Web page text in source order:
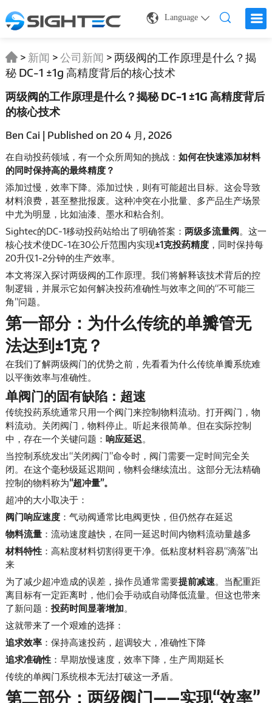
Language
> 新闻 >公司新闻 >两级阀的工作原理是什么？揭
秘 DC-1 ±1g 高精度背后的核心技术
两级阀的工作原理是什么？揭秘 DC-1 ±1G 高精度背后
的核心技术
Ben Cai | Published on 20 4 月, 2026
在自动投药领域，有一个众所周知的挑战： 如何在快速添加材料
的同时保持高的最终精度？
添加过慢，效率下降。添加过快，则有可能超出目标。这会导致
材料浪费，甚至整批报废。这种冲突在小批量、多产品生产场景
中尤为明显，比如油漆、墨水和粘合剂。
Sightec的DC-1移动投药站给出了明确答案： 两级多流量阀。这一
核心技术使DC-1在30公斤范围内实现±1克投药精度，同时保持每
20升仅1-2分钟的生产效率。
本文将深入探讨两级阀的工作原理。我们将解释该技术背后的控
制逻辑，并展示它如何解决投药准确性与效率之间的“不可能三
角”问题。
第一部分：为什么传统的单瓣管无
法达到±1克？
在我们了解两级阀门的优势之前，先看看为什么传统单瓣系统难
以平衡效率与准确性。
单阀门的固有缺陷：超速
传统投药系统通常只用一个阀门来控制物料流动。打开阀门，物
料流动。关闭阀门，物料停止。听起来很简单。但在实际控制
中，存在一个关键问题： 响应延迟。
当控制系统发出“关闭阀门”命令时，阀门需要一定时间完全关
闭。在这个毫秒级延迟期间，物料会继续流出。这部分无法精确
控制的物料称为“超冲量”。
超冲的大小取决于：
阀门响应速度：气动阀通常比电阀更快，但仍然存在延迟
物料流量：流动速度越快，在同一延迟时间内物料流动量越多
材料特性：高粘度材料切割得更干净。低粘度材料容易“滴落”出
来
为了减少超冲造成的误差，操作员通常需要提前减速。当配重距
离目标有一定距离时，他们会手动或自动降低流量。但这也带来
了新问题： 投药时间显著增加。
这就带来了一个艰难的选择：
追求效率：保持高速投药，超调较大，准确性下降
追求准确性：早期放慢速度，效率下降，生产周期延长
传统的单阀门系统根本无法打破这一矛盾。
第二部分：两级阀门——实现“效率”